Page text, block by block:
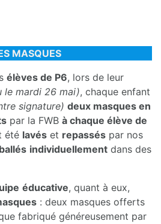
MASQUES
élèves de P6, lors de leur
le mardi 26 mai), chaque enfant
signature) deux masques en
par la FWB à chaque élève de
été lavés et repassés par nos
individuellement dans des
éducative, quant à eux,
: deux masques offerts
fabriqué généreusement par